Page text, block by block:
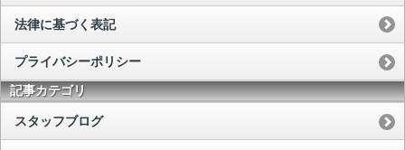
法律に基づく表記
プライバシーポリシー
記事カテゴリ
スタッフブログ